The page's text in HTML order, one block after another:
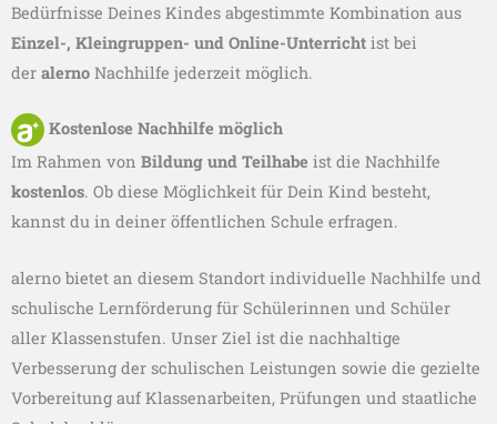
Bedürfnisse Deines Kindes abgestimmte Kombination aus
Einzel-, Kleingruppen- und Online-Unterricht ist bei
der alerno Nachhilfe jederzeit möglich.
Kostenlose Nachhilfe möglich
Im Rahmen von Bildung und Teilhabe ist die Nachhilfe
kostenlos. Ob diese Möglichkeit für Dein Kind besteht,
kannst du in deiner öffentlichen Schule erfragen.
alerno bietet an diesem Standort individuelle Nachhilfe und
schulische Lernförderung für Schülerinnen und Schüler
aller Klassenstufen. Unser Ziel ist die nachhaltige
Verbesserung der schulischen Leistungen sowie die gezielte
Vorbereitung auf Klassenarbeiten, Prüfungen und staatliche